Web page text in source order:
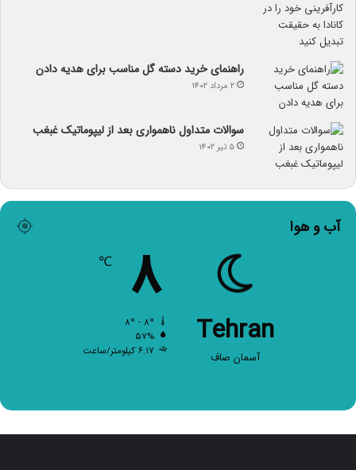
راهنمای خرید دسته گل مناسب برای هدیه دادن
۲ مرداد ۱۴۰۲
سوالات متداول ناهمواری بعد از لیپوماتیک غبغب
۵ تیر ۱۴۰۲
آب و هوا
Tehran
آسمان صاف
۸ ℃
۵۷%
۶.۱۷ کیلومتر/ساعت